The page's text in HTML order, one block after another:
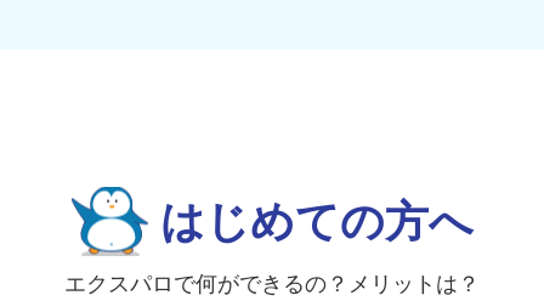
はじめての方へ
エクスパロで何ができるの？メリットは？